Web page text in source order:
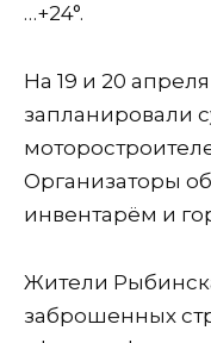
…+24°.
На 19 и 20
запланировали
Организаторы
инвентарём и
Жители
заброшенных